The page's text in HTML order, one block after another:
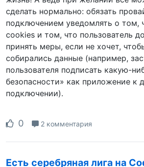
сделать нормально: обязать
подключением уведомлять о том,
cookies и том, что пользователь
принять меры, если не хочет,
собирались данные (например,
пользователя подписать какую-
безопасности» как приложение к
подключении).
0 2 комментария
Есть серебряная лига на